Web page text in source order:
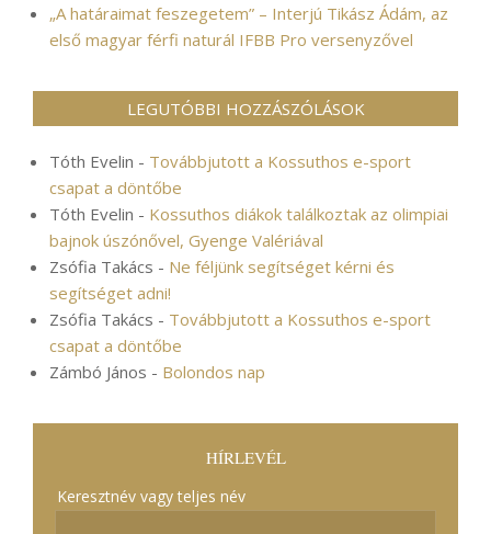
„A határaimat feszegetem” – Interjú Tikász Ádám, az
első magyar férfi naturál IFBB Pro versenyzővel
LEGUTÓBBI HOZZÁSZÓLÁSOK
Tóth Evelin - Továbbjutott a Kossuthos e-sport
csapat a döntőbe
Tóth Evelin - Kossuthos diákok találkoztak az olimpiai
bajnok úszónővel, Gyenge Valériával
Zsófia Takács - Ne féljünk segítséget kérni és
segítséget adni!
Zsófia Takács - Továbbjutott a Kossuthos e-sport
csapat a döntőbe
Zámbó János - Bolondos nap
HÍRLEVÉL
Keresztnév vagy teljes név